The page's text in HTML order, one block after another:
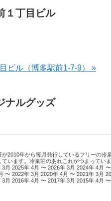
１丁目ビル
ビル（博多駅前1-7-9） »
ナルグッズ
が2010年から毎月発行しているフリーの
ています。冷泉荘のあれこれがつまってい
月 2025年 4月 〜 2026年 3月 2024年 4月
〜 2022年 3月 2020年 4月 〜 2021年 3月
月 2016年 4月 〜 2017年 3月 2015年 4月